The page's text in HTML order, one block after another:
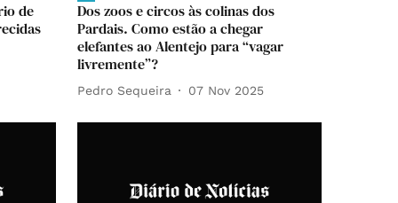
de
Dos zoos e circos às colinas dos
Pardais. Como estão a chegar
elefantes ao Alentejo para “vagar
livremente”?
Pedro Sequeira 07 Nov 2025